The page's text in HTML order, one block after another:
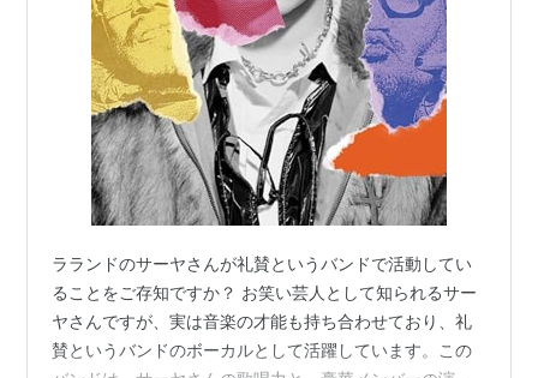
ラランドのサーヤさんが礼賛というバンドで活動してい
ることをご存知ですか？ お笑い芸人として知られるサー
ヤさんですが、実は音楽の才能も持ち合わせており、礼
賛というバンドのボーカルとして活躍しています。この